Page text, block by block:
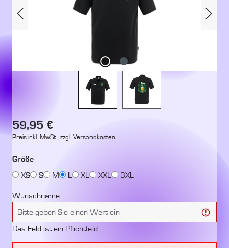
Regulärer Preis:
59,95 €
Preis inkl. MwSt., zzgl. Versandkosten
Größeauswählen
XS
S M L XL XXL 3XL
Wunschname
Das Feld ist ein Pflichtfeld.